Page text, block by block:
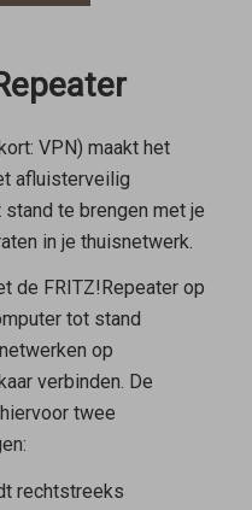
VPN) maakt het
afluisterveilig
te brengen met je
in je thuisnetwerk.
de FRITZ!Repeater op
tot stand
op
verbinden. De
twee
rechtstreeks